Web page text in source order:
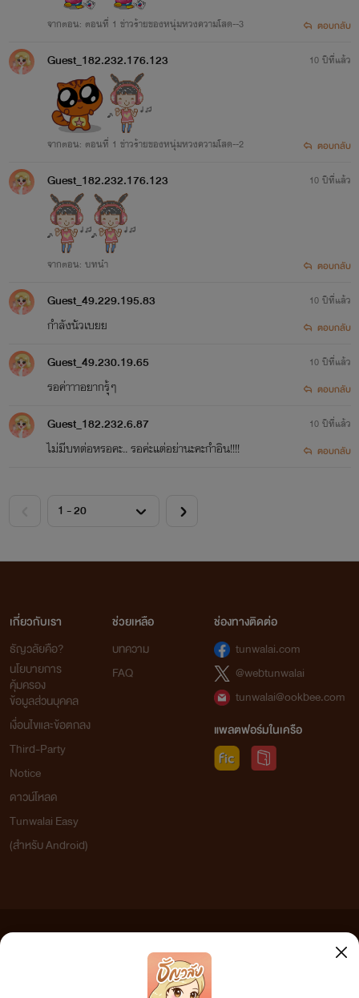
จากตอน: ตอนที่ 1 ข่าวร้ายของหนุ่มหวงความโสด--3 ตอบกลับ
Guest_182.232.176.123
จากตอน: ตอนที่ 1 ข่าวร้ายของหนุ่มหวงความโสด--2
10 ปีที่แล้ว
ตอบกลับ
Guest_182.232.176.123
จากตอน: บทนำ
10 ปีที่แล้ว
ตอบกลับ
Guest_49.229.195.83
กำลังนัวเบยย
10 ปีที่แล้ว
ตอบกลับ
Guest_49.230.19.65
รอค่าาาอยากรุ้ๆ
10 ปีที่แล้ว
ตอบกลับ
Guest_182.232.6.87
ไม่มีบทต่อหรอคะ.. รอค่ะแต่อย่านะคะกำอิน!!!!
10 ปีที่แล้ว
ตอบกลับ
เกี่ยวกับเรา
ธัญวลัยคือ?
นโยบายการ
คุ้มครอง
ข้อมูลส่วนบุคคล
เงื่อนไขและข้อตกลง
Third-Party
Notice
ดาวน์โหลด
Tunwalai Easy
(สำหรับ Android)
ช่วยเหลือ
บทความ
FAQ
ช่องทางติดต่อ
tunwalai.com
@webtunwalai
tunwalai@ookbee.com
แพลตฟอร์มในเครือ
เว็บไซต์แห่งนี้ไม่ได้เห็นด้วยและไม่ขอรับผิดชอบต่อข้อความใดๆ ทั้งสิ้น ดังนั้นผู้อ่านทุกท่านโปรดใช้
วิจารณญาณในการกลั่นกรองด้วยตนเอง และหากท่านพบข้อความใดๆ ที่ขัดต่อกฎหมายและศีลธรรม
กรุณาแจ้งมาที่ tunwalai@ookbee.com เพื่อทีมงานจะได้ดำเนินการในทันที ทั้งนี้ ทางเว็บไซต์ขอสงวน